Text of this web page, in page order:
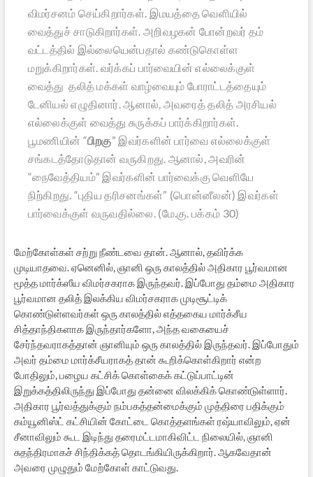
விமர்சனம் செய்கிறார்கள். இமயத்தை வெளியில்
வைத்துச் சாடுகிறார்கள். அறிவழகன் போன்றவர் தம்
வட்டத்தில் இல்லையென்பதால் கண்டுகொள்ள
மறுக்கிறார்கள். வர்க்கப் பார்வையின் எல்லைக்குள்
வைத்து தலித் மக்கள் வாழ்வையும் போராட்டத்தையும்
டேனியல் எழுதினார். ஆனால், அவரைத் தலித் அரசியல்
எல்லைக்குள் வைத்து சுருக்கப் பார்க்கிறார்கள்.
பூமணியின் “பிறகு” இவர்களின் பார்வை எல்லைக்குள்
சங்கடத்தோடுதான் வருகிறது. ஆனால், அவரின்
“நைவேத்தியம்” இவர்களின் பார்வைக்கு வெளியே
நிற்கிறது. “புதிய தரிசனங்கள்” (பொன்னீலன்) இவர்கள்
பார்வைக்குள் வருவதில்லை. (மே.கு. பக்கம் 30)
மேற்கோள்கள் சற்று நீண்டவை தான். ஆனால், தவிர்க்க
முடியாதவை. ஏனெனில், ஞானி ஒரு காலத்தில் அதிகார பூர்வமான
மூத்த மார்க்ஸீய விமர்சகராக இருந்தவர். இப்போது தம்மை அதிகார
பூர்வமான தலித் இலக்கிய விமர்சகராக முடிசூட்டிக்
கொண்டுள்ளவர்கள் ஒரு காலத்தில் எத்தகைய மார்க்சீய
சித்தாந்திகளாக இருந்தார்களோ, அந்த வகையைச்
சேர்ந்தவராகத்தான் ஞானியும் ஒரு காலத்தில் இருந்தவர். இப்போதும்
அவர் தம்மை மார்க்சீயராகத் தான் கூறிக்கொள்கிறார் என்ற
போதிலும், பழைய கட்சிக் கொள்கைக் கட்டுப்பாட்டின்
இறுக்கத்திலிருந்து இப்போது தன்னை விலக்கிக் கொண்டுள்ளார்.
அதிகார பூர்வத்துக்கும் நம்பகத்தன்மைக்கும் முத்திரை பதிக்கும்
கம்யூனிஸ்ட் கட்சியின் கோட்டை கொத்தளங்கள் ரஷ்யாவிலும், ஏன்
சீனாவிலும் கூட இடிந்து தரைமட்டமாகிவிட்ட நிலையில், ஞானி
சுதந்திரமாகச் சிந்திக்கத் தொடங்கியிருக்கிறார். ஆகவேதான்
அவரை முழுதும் மேற்கோள் காட்டுவது.